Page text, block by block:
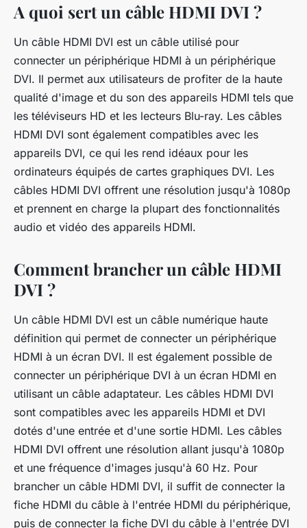
A quoi sert un câble HDMI DVI ?
Un câble HDMI DVI est un câble utilisé pour
connecter un périphérique HDMI à un périphérique
DVI. Il permet aux utilisateurs de profiter de la haute
qualité d'image et du son des appareils HDMI tels que
les téléviseurs HD et les lecteurs Blu-ray. Les câbles
HDMI DVI sont également compatibles avec les
appareils DVI, ce qui les rend idéaux pour les
ordinateurs équipés de cartes graphiques DVI. Les
câbles HDMI DVI offrent une résolution jusqu'à 1080p
et prennent en charge la plupart des fonctionnalités
audio et vidéo des appareils HDMI.
Comment brancher un câble HDMI
DVI ?
Un câble HDMI DVI est un câble numérique haute
définition qui permet de connecter un périphérique
HDMI à un écran DVI. Il est également possible de
connecter un périphérique DVI à un écran HDMI en
utilisant un câble adaptateur. Les câbles HDMI DVI
sont compatibles avec les appareils HDMI et DVI
dotés d'une entrée et d'une sortie HDMI. Les câbles
HDMI DVI offrent une résolution allant jusqu'à 1080p
et une fréquence d'images jusqu'à 60 Hz. Pour
brancher un câble HDMI DVI, il suffit de connecter la
fiche HDMI du câble à l'entrée HDMI du périphérique,
puis de connecter la fiche DVI du câble à l'entrée DVI